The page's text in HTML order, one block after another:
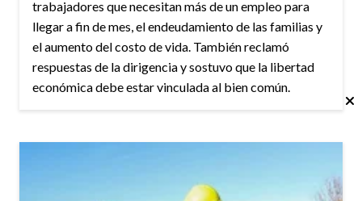
trabajadores que necesitan más de un empleo para
llegar a fin de mes, el endeudamiento de las familias y
el aumento del costo de vida. También reclamó
respuestas de la dirigencia y sostuvo que la libertad
económica debe estar vinculada al bien común.